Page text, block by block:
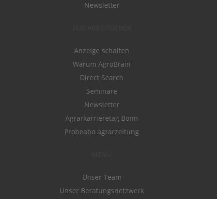
Newsletter
Anzeige schalten
Warum AgroBrain
Direct Search
Seminare
Newsletter
Agrarkarrieretag Bonn
Probeabo agrarzeitung
Unser Team
Unser Beratungsnetzwerk